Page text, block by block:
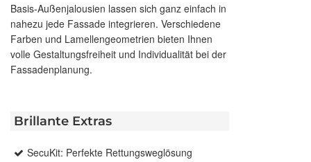
Basis-Außenjalousien lassen sich ganz einfach in
nahezu jede Fassade integrieren. Verschiedene
Farben und Lamellengeometrien bieten Ihnen
volle Gestaltungsfreiheit und Individualität bei der
Fassadenplanung.
Brillante Extras
SecuKit: Perfekte Rettungsweglösung